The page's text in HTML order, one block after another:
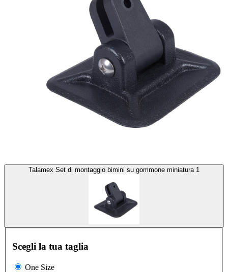
Talamex Set di montaggio bimini su gommone miniatura 1
Scegli la tua taglia
One Size